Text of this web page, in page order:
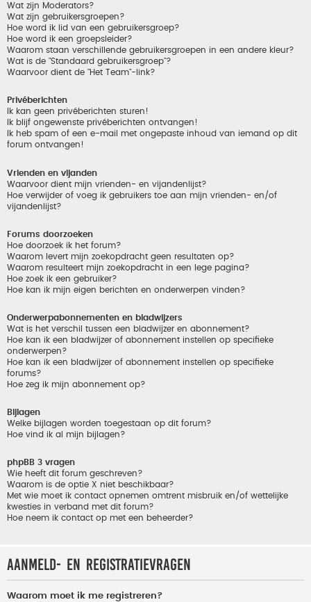
Wat zijn Moderators?
Wat zijn gebruikersgroepen?
Hoe word ik lid van een gebruikersgroep?
Hoe word ik een groepsleider?
Waarom staan verschillende gebruikersgroepen in een andere kleur?
Wat is de "Standaard gebruikersgroep"?
Waarvoor dient de "Het Team"-link?
Privéberichten
Ik kan geen privéberichten sturen!
Ik blijf ongewenste privéberichten ontvangen!
Ik heb spam of een e-mail met ongepaste inhoud van iemand op dit
forum ontvangen!
Vrienden en vijanden
Waarvoor dient mijn vrienden- en vijandenlijst?
Hoe verwijder of voeg ik gebruikers toe aan mijn vrienden- en/of
vijandenlijst?
Forums doorzoeken
Hoe doorzoek ik het forum?
Waarom levert mijn zoekopdracht geen resultaten op?
Waarom resulteert mijn zoekopdracht in een lege pagina?
Hoe zoek ik een gebruiker?
Hoe kan ik mijn eigen berichten en onderwerpen vinden?
Onderwerpabonnementen en bladwijzers
Wat is het verschil tussen een bladwijzer en abonnement?
Hoe kan ik een bladwijzer of abonnement instellen op specifieke
onderwerpen?
Hoe kan ik een bladwijzer of abonnement instellen op specifieke
forums?
Hoe zeg ik mijn abonnement op?
Bijlagen
Welke bijlagen worden toegestaan op dit forum?
Hoe vind ik al mijn bijlagen?
phpBB 3 vragen
Wie heeft dit forum geschreven?
Waarom is de optie X niet beschikbaar?
Met wie moet ik contact opnemen omtrent misbruik en/of wettelijke
kwesties in verband met dit forum?
Hoe neem ik contact op met een beheerder?
Aanmeld- en registratievragen
Waarom moet ik me registreren?